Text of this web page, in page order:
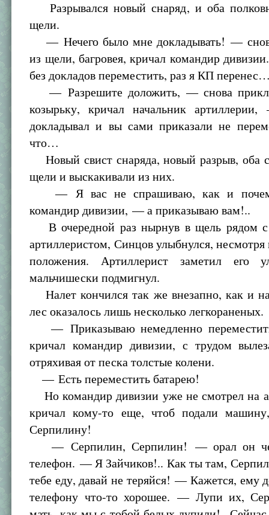
Разрывался новый снаряд, и оба
щели.
— Нечего было мне докладывать! —
из щели, багровея, кричал командир
без докладов переместить, раз я КП
— Разрешите доложить, — снова
козырьку, кричал начальник
докладывал и вы сами приказали не
что…
Новый свист снаряда, новый разрыв, оба
щели и выскакивали из них.
— Я вас не спрашиваю, как и
командир дивизии, — а приказываю вам!..
В очередной раз нырнув в щель рядом с
артиллеристом, Синцов улыбнулся, несмотря
положения. Артиллерист заметил его
мальчишески подмигнул.
Налет кончился так же внезапно, как и
лес оказалось лишь несколько легкораненых.
— Приказываю немедленно
кричал командир дивизии, с трудом
отряхивая от песка толстые колени.
— Есть переместить батарею!
Но командир дивизии уже не смотрел на
кричал кому-то еще, чтоб подали
Серпилину!
— Серпилин, Серпилин! — орал он
телефон. — Я Зайчиков!.. Как ты там,
тебе еду, давай не теряйся! — Кажется, ему
телефону что-то хорошее. — Лупи их,